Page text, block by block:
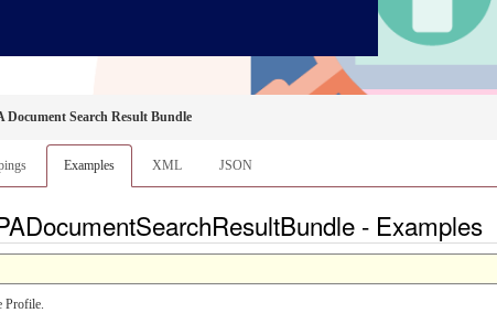
Document Search Result Bundle
Examples XML JSON
- Examples
Profile.